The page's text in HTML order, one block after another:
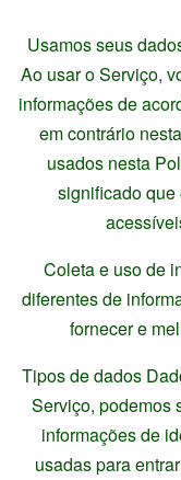
Usamos seus
Ao usar o Serviço,
informações de
em contrário
usados nesta
significado que
Coleta e uso de
diferentes de
fornecer e
Tipos de dados
Serviço, podemos
informações de
usadas para